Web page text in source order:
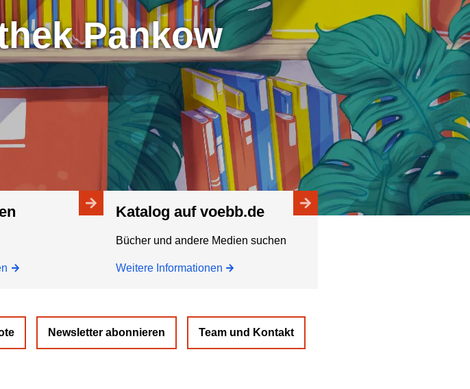
Pankow
Katalog auf voebb.de
Bücher und andere Medien suchen
Weitere Informationen
Newsletter abonnieren Team und Kontakt